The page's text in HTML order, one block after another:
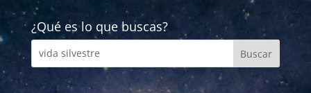
¿Qué es lo que buscas?